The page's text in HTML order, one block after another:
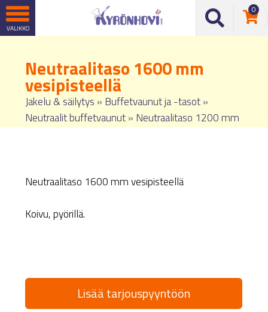
0
Neutraalitaso 1600 mm
vesipisteellä
Jakelu & säilytys » Buffetvaunut ja -tasot»
Neutraalit buffetvaunut» Neutraalitaso 1200 mm
Neutraalitaso 1600 mm vesipisteellä
Koivu, pyörillä.
Lisää tarjouspyyntöön